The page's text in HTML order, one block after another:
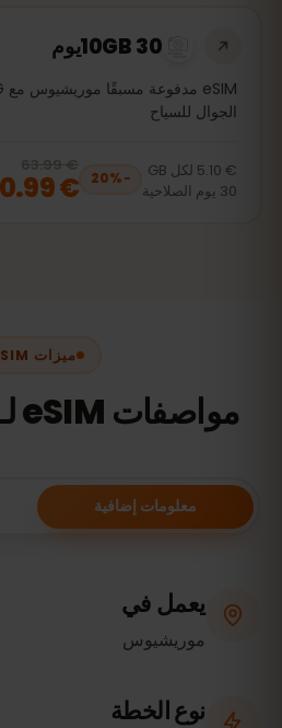
10GB 30يوم
الجوال للسياح
€ 5.10 لكل GB
30 يوم الصلاحية
−
20%
20% off, was
€ 63.99
€ 50.99
ميزات ESIM
مواصفات eSIM لـ
معلومات إضافية
يعمل في
موريشيوس
نوع الخطة